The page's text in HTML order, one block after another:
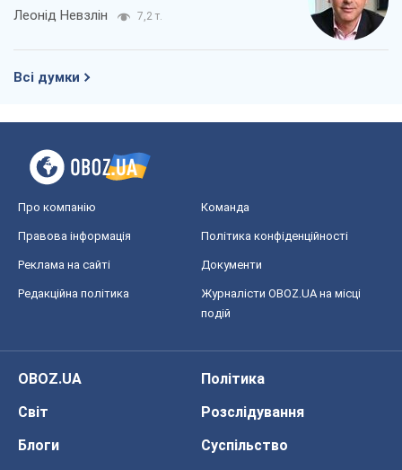
Леонід Невзлін 7,2 т.
Всі думки
Про компанію Команда
Правова інформація Політика конфіденційності
Реклама на сайті Документи
Редакційна політика
Журналісти OBOZ.UA на місці
подій
OBOZ.UA
Політика
Світ
Розслідування
Блоги
Суспільство